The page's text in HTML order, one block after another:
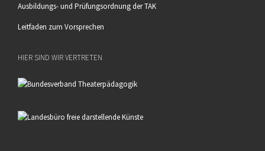
Ausbildungs- und Prüfungsordnung der TAK
Leitfaden zum Vorsprechen
HIER SIND WIR VERTRETEN